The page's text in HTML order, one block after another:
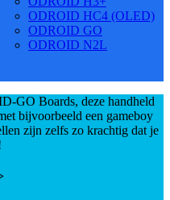
ODROID HC4 (OLED)
ODROID GO
ODROID N2L
GO Boards, deze handheld
bijvoorbeeld een gameboy
zijn zelfs zo krachtig dat je